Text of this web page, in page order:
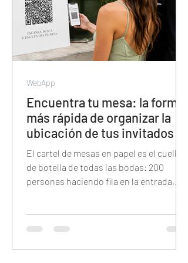
Encuentra tu mesa: la forma
más rápida de organizar la
ubicación de tus invitados
El cartel de mesas en papel es el cuello
de botella de todas las bodas: 200
personas haciendo fila en la entrada,
explica cómo reemplazarlo con un QR
nombre y encuentra su mesa en
WebApp